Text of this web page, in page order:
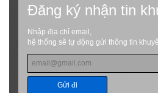
Đăng ký nhận tin
Nhập địa chỉ email,
hệ thống sẽ tự động gửi thông tin
Gửi đi